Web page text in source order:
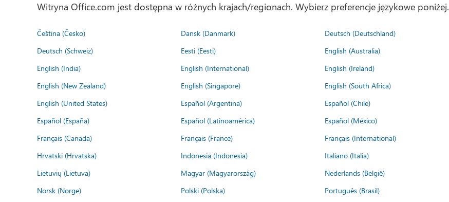
Witryna Office.com jest dostępna w różnych krajach/regionach. Wybierz preferencje językowe poniżej.
Čeština (Česko) Dansk (Danmark) Deutsch (Deutschland)
Deutsch (Schweiz)
Eesti (Eesti) English (Australia)
English (India)
English (International) English (Ireland)
English (New Zealand)
English (Singapore) English (South Africa)
English (United States)
Español (Argentina) Español (Chile)
Español (España)
Español (Latinoamérica) Español (México)
Français (Canada)
Français (France) Français (International)
Hrvatski (Hrvatska)
Indonesia (Indonesia) Italiano (Italia)
Lietuvių (Lietuva)
Magyar (Magyarország) Nederlands (België)
Norsk (Norge)
Polski (Polska) Português (Brasil)